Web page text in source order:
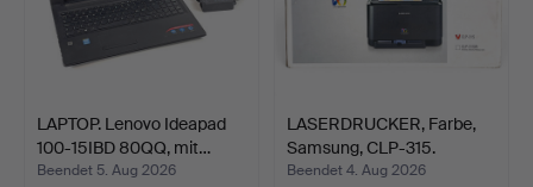
LAPTOP. Lenovo Ideapad
100-15IBD 80QQ, mit…
Beendet 5. Aug 2026
LASERDRUCKER, Farbe,
Samsung, CLP-315.
Beendet 4. Aug 2026